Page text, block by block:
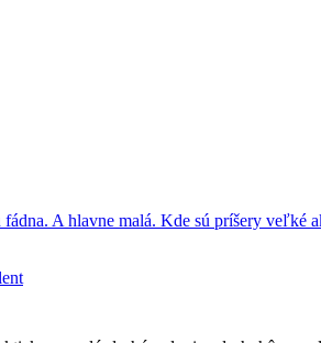
A hlavne malá. Kde sú príšery